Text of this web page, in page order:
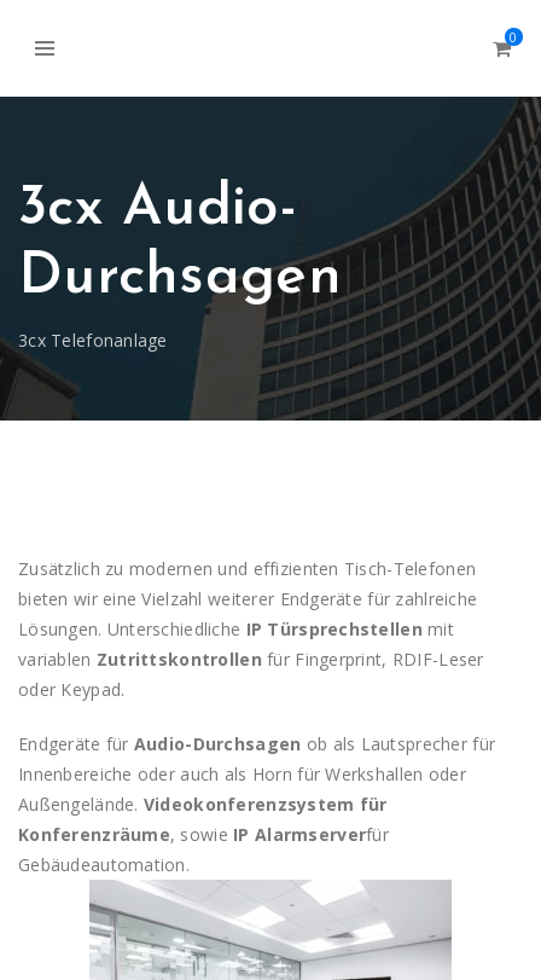
0
3cx Audio-
Durchsagen
3cx Telefonanlage
Zusätzlich zu modernen und effizienten Tisch-Telefonen
bieten wir eine Vielzahl weiterer Endgeräte für zahlreiche
Lösungen. Unterschiedliche IP Türsprechstellen mit
variablen Zutrittskontrollen für Fingerprint, RDIF-Leser
oder Keypad.
Endgeräte für Audio-Durchsagen ob als Lautsprecher für
Innenbereiche oder auch als Horn für Werkshallen oder
Außengelände. Videokonferenzsystem für
Konferenzräume, sowie IP Alarmserverfür
Gebäudeautomation.